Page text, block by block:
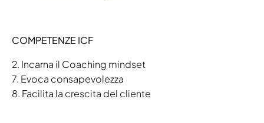
COMPETENZE ICF
2. Incarna il Coaching mindset
7. Evoca consapevolezza
8. Facilita la crescita del cliente